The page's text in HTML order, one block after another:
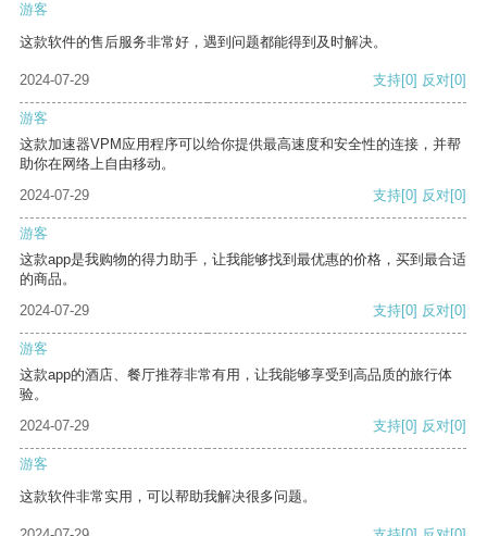
游客
这款软件的售后服务非常好，遇到问题都能得到及时解决。
2024-07-29 支持[0] 反对[0]
游客
这款加速器VPM应用程序可以给你提供最高速度和安全性的连接，并帮
助你在网络上自由移动。
2024-07-29
支持[0] 反对[0]
游客
这款app是我购物的得力助手，让我能够找到最优惠的价格，买到最合适
的商品。
2024-07-29
支持[0] 反对[0]
游客
这款app的酒店、餐厅推荐非常有用，让我能够享受到高品质的旅行体
验。
2024-07-29
支持[0] 反对[0]
游客
这款软件非常实用，可以帮助我解决很多问题。